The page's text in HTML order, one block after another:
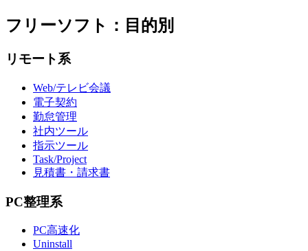
フリーソフト：目的別
リモート系
Web/テレビ会議
電子契約
勤怠管理
社内ツール
指示ツール
Task/Project
見積書・請求書
PC整理系
PC高速化
Uninstall